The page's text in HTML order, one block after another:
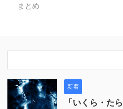
まとめ
新着
「いくら・た